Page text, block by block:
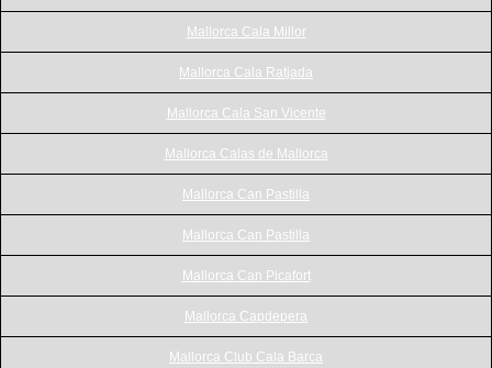
Mallorca Cala Millor
Mallorca Cala Ratjada
Mallorca Cala San Vicente
Mallorca Calas de Mallorca
Mallorca Can Pastilla
Mallorca Can Pastilla
Mallorca Can Picafort
Mallorca Capdepera
Mallorca Club Cala Barca